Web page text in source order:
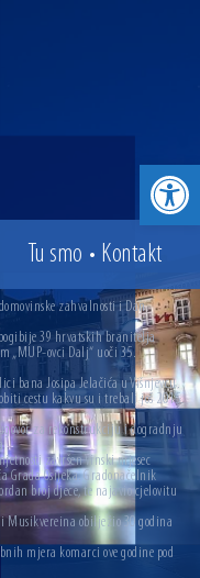
Tu smo • Kontakt
zahvalnosti i Dan
39 hrvatskih branitelja
„MUP-ovci Dalj“ uoči 35.
bana Josipa Jelačića u Višnjevcu.
cestu kakvu su i trebali još 2015.
za rekonstrukciju i dogradnju
završen Vinski mjesec
Grada Osijeka. Gradonačelnik
broj djece, te najavio cjelovitu
Musikvereina obilježio 30 godina
mjera komarci ove godine pod